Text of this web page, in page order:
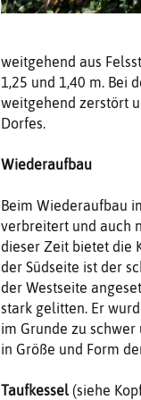
weitgehend aus
1,25 und 1,40 m. Bei
weitgehend zerstört
Dorfes.
Wiederaufbau
Beim Wiederaufbau
verbreitert und auch
dieser Zeit bietet die
der Südseite ist der
der Westseite
stark gelitten. Er
im Grunde zu
in Größe und Form
Taufkessel (siehe